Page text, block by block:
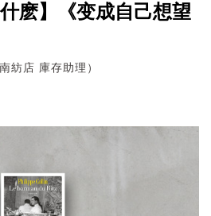
麽】《变成自己想望
紡店 庫存助理）